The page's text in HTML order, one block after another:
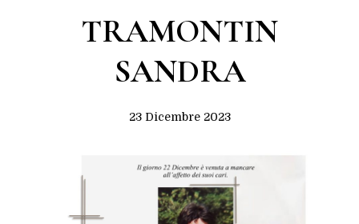
TRAMONTIN
SANDRA
23 Dicembre 2023